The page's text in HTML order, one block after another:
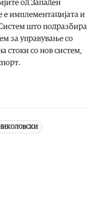
од Западен
е имплементацијатa и
што подразбира
за управување со
стоки со нов систем,